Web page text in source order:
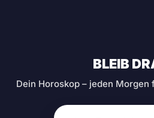
BLEIB
Dein Horoskop – jeden